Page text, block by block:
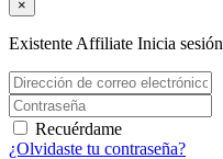
×
Existente Affiliate Inicia sesión
Recuérdame
¿Olvidaste tu contraseña?